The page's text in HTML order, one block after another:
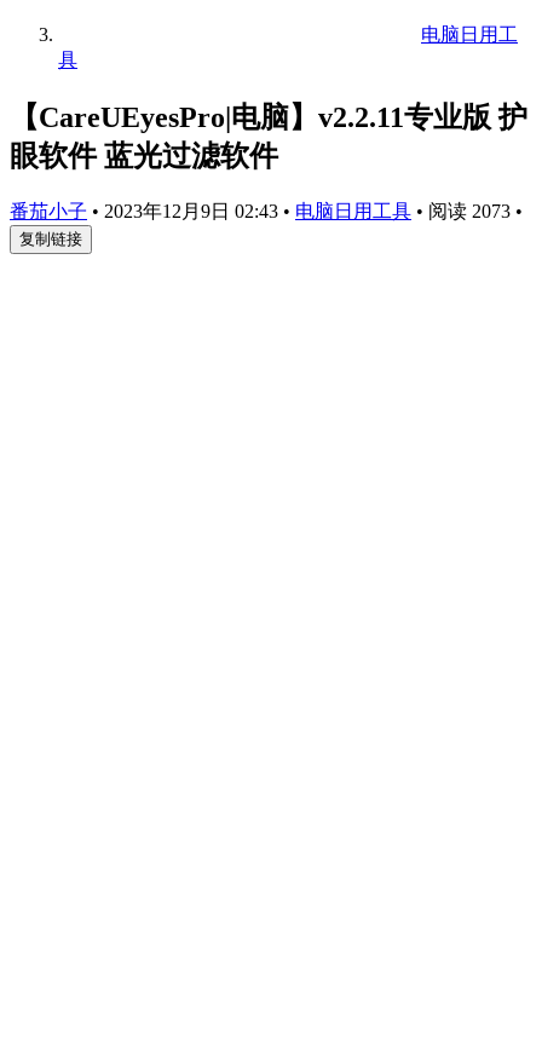
电脑日用工
具
【CareUEyesPro|电脑】v2.2.11专业版 护
眼软件 蓝光过滤软件
番茄小子 • 2023年12月9日 02:43 • 电脑日用工具 • 阅读 2073 •
复制链接